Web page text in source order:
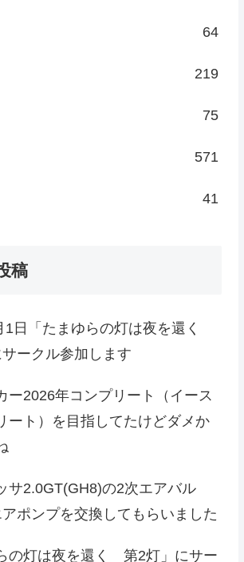
64
219
75
571
41
稿
1日「たまゆらの灯は夜を還く
ークル参加します
ー2026年コンプリート（イース
ート）を目指してたけどダメか
サ2.0GT(GH8)の2次エアバル
ポンプを交換してもらいました
の灯は夜を還く 第2灯」にサー